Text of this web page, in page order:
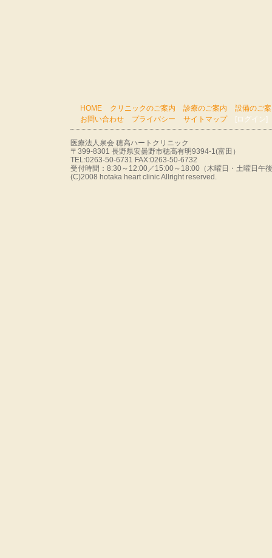
HOME クリニックのご案内 診療のご案内
設備のご
お問い合わせ
プライバシー サイトマップ [ログイン]
医療法人泉会 穂高ハートクリニック
〒399-8301 長野県安曇野市穂高有明9394-1(富田）
TEL:0263-50-6731 FAX:0263-50-6732
受付時間：8:30～12:00／15:00～18:00（木曜日・土曜日午
(C)2008 hotaka heart clinic Allright reserved.